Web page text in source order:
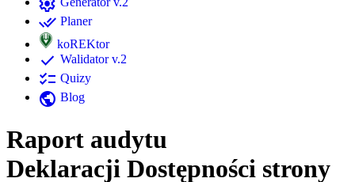
done_all Planer
koREKtor
check Walidator v.2
checklist Quizy
public Blog
Raport audytu
Deklaracji Dostępności strony